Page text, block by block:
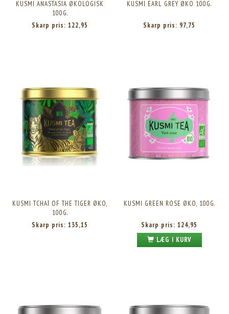
KUSMI ANASTASIA ØKOLOGISK
100G.
Skarp pris: 122,95
KUSMI EARL GREY ØKO 100G.
Skarp pris: 97,75
KUSMI TCHAÏ OF THE TIGER ØKO,
100G.
Skarp pris: 135,15
KUSMI GREEN ROSE ØKO, 100G.
Skarp pris: 124,95
LÆG I KURV